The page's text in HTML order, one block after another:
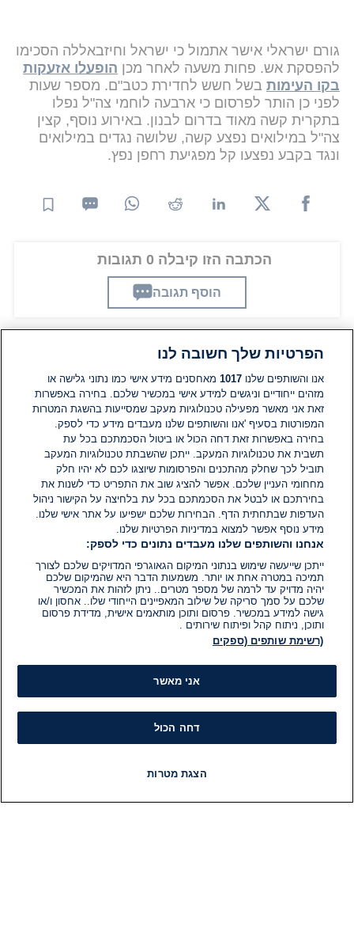
גורם ישראלי אישר אתמול כי ישראל וחיזבאללה הסכימו
להפסקת אש. פחות משעה לאחר מכן הופעלו אזעקות
בקו העימות בשל חשש לחדירת כטב"ם. מספר שעות
לפני כן הותר לפרסום כי ארבעה לוחמי צה"ל נפלו
בתקרית קשה מאוד בדרום לבנון. באירוע נוסף, קצין
צה"ל במילואים נפצע קשה, שלושה נגדים במילואים
ונגד בקבע נפצעו קל מפגיעת רחפן נפץ.
הכתבה הזו קיבלה 0 תגובות
הוסף תגובה
תגובות
אין עדיין תגובות. היה הראשון להגיב
הוסף תגובה
הפרטיות שלך חשובה לנו
אנו והשותפים שלנו1017 מאחסנים מידע אישי כמו נתוני גלישה או
מזהים ייחודיים וניגשים למידע אישי במכשיר שלכם. בחירה באפשרות
זאת אני מאשר מפעילה טכנולוגיות מעקב שמסייעות בהשגת המטרות
המפורטות בסעיף 'אנו והשותפים שלנו מעבדים מידע כדי לספק.
בחירה באפשרות זאת דחה הכול או ביטול הסכמתכם בכל עת
תשבית את טכנולוגיות המעקב. ייתכן שהשבתת טכנולוגיות המעקב
תוביל לכך שחלק מהתכנים והפרסומות שיוצגו לכם לא יהיו חלק
מחחומי העניין שלכם. אפשר להציג שוב את התפריט כדי לשנות את
בחירתכם או לבטל את הסכמתכם בכל עת בלחיצה על הקישור ניהול
העדפות שבתחתית הדף. הבחירות שלכם ישפיעו על אתר אישי שלנו.
מידע נוסף אפשר למצוא במדיניות הפרטיות שלנו.
אנחנו והשותפים שלנו מעבדים נתונים כדי לספק:
ייתכן שייעשה שימוש בנתוני המיקום הגאוגרפי המדויקים שלכם לצורך
תמיכה במטרה אחת או יותר. משמעות הדבר היא שהמיקום שלכם
יהיה מדויק עד לרמה של מספר מטרים.. ניתן לזהות את המכשיר
שלכם על סמך סריקה של שילוב המאפיינים הייחודי שלו.. אחסון ו/או
גישה למידע במכשיר. פרסום ותוכן מותאמים אישית, מדידת פרסום
ותוכן, ניתוח קהל ופיתוח שירותים .
(רשימת שותפים (ספקים
אני מאשר
דחה הכול
הצגת מטרות